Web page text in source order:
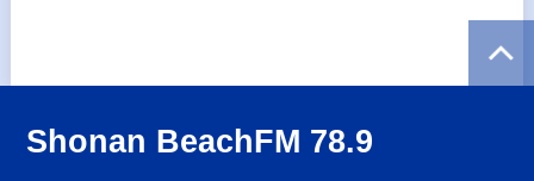
Shonan BeachFM 78.9